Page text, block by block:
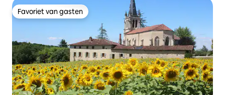
Favoriet van gasten
Favoriet van gasten